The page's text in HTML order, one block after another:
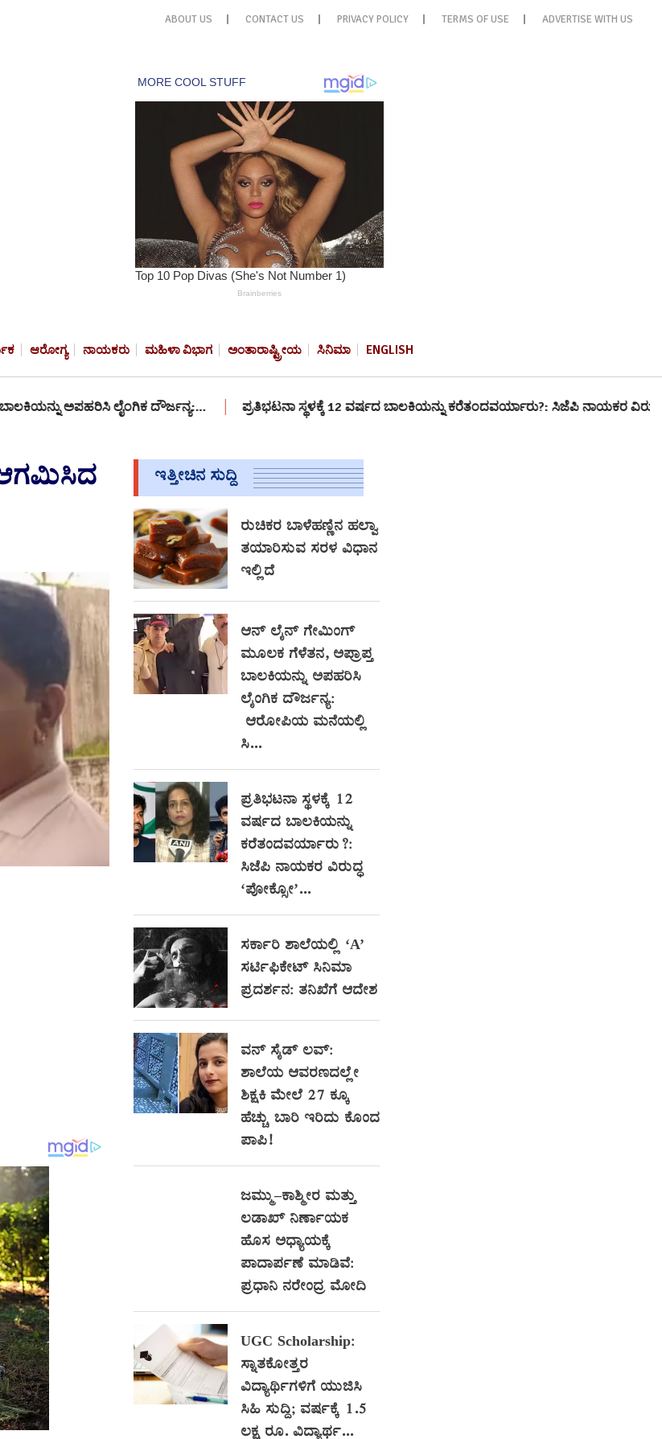
ABOUT US CONTACT US PRIVACY POLICY TERMS OF USE ADVERTISE WITH US
ಆರೋಗ್ಯ ನಾಯಕರು ಮಹಿಳಾ ವಿಭಾಗ ಅಂತಾರಾಷ್ಟ್ರೀಯ ಸಿನಿಮಾ ENGLISH
ಲೈಂಗಿಕ ದೌರ್ಜನ್ಯ:… ಪ್ರತಿಭಟನಾ ಸ್ಥಳಕ್ಕೆ 12 ವರ್ಷದ ಬಾಲಕಿಯನ್ನು ಕರೆತಂದವರ್ಯಾರು?: ಸಿಜೆಪಿ ನಾಯಕರ ವಿರುದ್ಧ ‘ಪೋಕ್ಸೋ’…
ಇತ್ತೀಚಿನ ಸುದ್ದಿ
ರುಚಿಕರ ಬಾಳೆಹಣ್ಣಿನ ಹಲ್ವಾ
ತಯಾರಿಸುವ ಸರಳ ವಿಧಾನ
ಇಲ್ಲಿದೆ
ಆನ್‌ ಲೈನ್ ಗೇಮಿಂಗ್‌
ಮೂಲಕ ಗೆಳೆತನ, ಅಪ್ರಾಪ್ತ
ಬಾಲಕಿಯನ್ನು ಅಪಹರಿಸಿ
ಲೈಂಗಿಕ ದೌರ್ಜನ್ಯ:
ಆರೋಪಿಯ ಮನೆಯಲ್ಲಿ
ಸಿ...
ಪ್ರತಿಭಟನಾ ಸ್ಥಳಕ್ಕೆ 12
ವರ್ಷದ ಬಾಲಕಿಯನ್ನು
ಕರೆತಂದವರ್ಯಾರು?:
ಸಿಜೆಪಿ ನಾಯಕರ ವಿರುದ್ಧ
‘ಪೋಕ್ಸೋ’...
ಸರ್ಕಾರಿ ಶಾಲೆಯಲ್ಲಿ ‘A’
ಸರ್ಟಿಫಿಕೇಟ್ ಸಿನಿಮಾ
ಪ್ರದರ್ಶನ: ತನಿಖೆಗೆ ಆದೇಶ
ವನ್ ಸೈಡ್ ಲವ್:
ಶಾಲೆಯ ಆವರಣದಲ್ಲೇ
ಶಿಕ್ಷಕಿ ಮೇಲೆ 27 ಕ್ಕೂ
ಹೆಚ್ಚು ಬಾರಿ ಇರಿದು ಕೊಂದ
ಪಾಪಿ!
ಜಮ್ಮು–ಕಾಶ್ಮೀರ ಮತ್ತು
ಲಡಾಖ್ ನಿರ್ಣಾಯಕ
ಹೊಸ ಅಧ್ಯಾಯಕ್ಕೆ
ಪಾದಾರ್ಪಣೆ ಮಾಡಿವೆ:
ಪ್ರಧಾನಿ ನರೇಂದ್ರ ಮೋದಿ
UGC Scholarship:
ಸ್ನಾತಕೋತ್ತರ
ವಿದ್ಯಾರ್ಥಿಗಳಿಗೆ ಯುಜಿಸಿ
ಸಿಹಿ ಸುದ್ದಿ; ವರ್ಷಕ್ಕೆ 1.5
ಲಕ್ಷ ರೂ. ವಿದ್ಯಾರ್ಥ...